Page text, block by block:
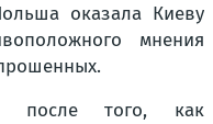
оказала Киеву
мнения
после того, как